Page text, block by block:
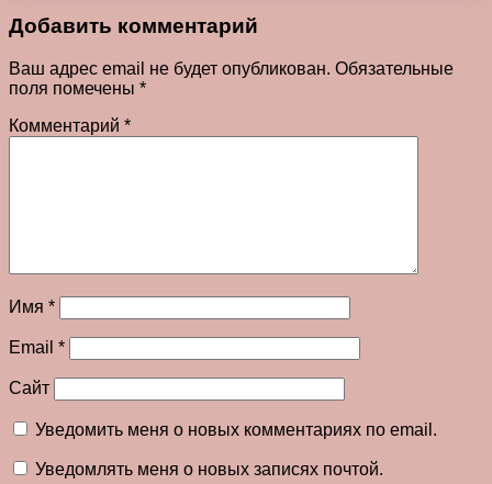
Добавить комментарий
Ваш адрес email не будет опубликован. Обязательные
поля помечены *
Комментарий *
Имя *
Email *
Сайт
Уведомить меня о новых комментариях по email.
Уведомлять меня о новых записях почтой.